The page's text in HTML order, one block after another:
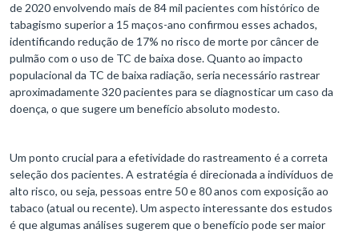
de 2020 envolvendo mais de 84 mil pacientes com histórico de
tabagismo superior a 15 maços-ano confirmou esses achados,
identificando redução de 17% no risco de morte por câncer de
pulmão com o uso de TC de baixa dose. Quanto ao impacto
populacional da TC de baixa radiação, seria necessário rastrear
aproximadamente 320 pacientes para se diagnosticar um caso da
doença, o que sugere um benefício absoluto modesto.
Um ponto crucial para a efetividade do rastreamento é a correta
seleção dos pacientes. A estratégia é direcionada a indivíduos de
alto risco, ou seja, pessoas entre 50 e 80 anos com exposição ao
tabaco (atual ou recente). Um aspecto interessante dos estudos
é que algumas análises sugerem que o benefício pode ser maior